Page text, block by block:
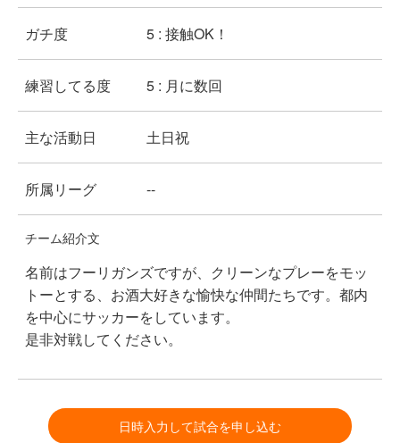
ガチ度 5 : 接触OK！
練習してる度 5 : 月に数回
主な活動日 土日祝
所属リーグ --
チーム紹介文
名前はフーリガンズですが、クリーンなプレーをモッ
トーとする、お酒大好きな愉快な仲間たちです。都内
を中心にサッカーをしています。
是非対戦してください。
日時入力して試合を申し込む